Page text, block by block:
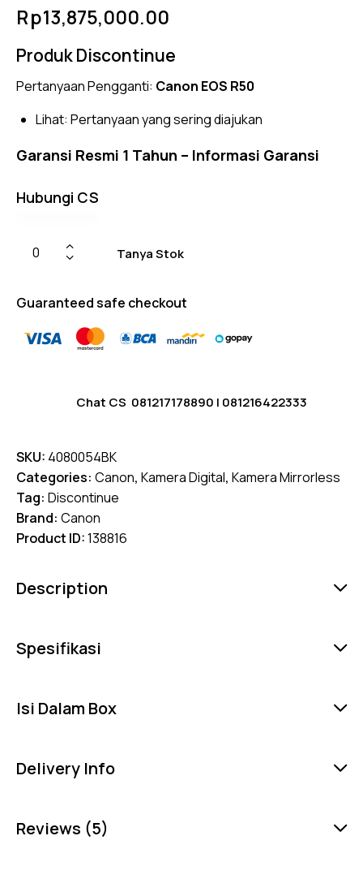
5.00
out
of 5
on
custome
ratings
Rp13,875,000.00
Produk Discontinue
Pertanyaan Pengganti: Canon EOS R50
Lihat: Pertanyaan yang sering diajukan
Garansi Resmi 1 Tahun – Informasi Garansi
Hubungi CS
Tanya Stok
Guaranteed safe checkout
Chat CS 081217178890 | 081216422333
SKU: 4080054BK
Categories: Canon, Kamera Digital, Kamera Mirrorless
Tag: Discontinue
Brand: Canon
Product ID:138816
Description
Spesifikasi
Isi Dalam Box
Delivery Info
Reviews (5)